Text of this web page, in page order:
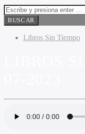
Libros Sin Tiempo